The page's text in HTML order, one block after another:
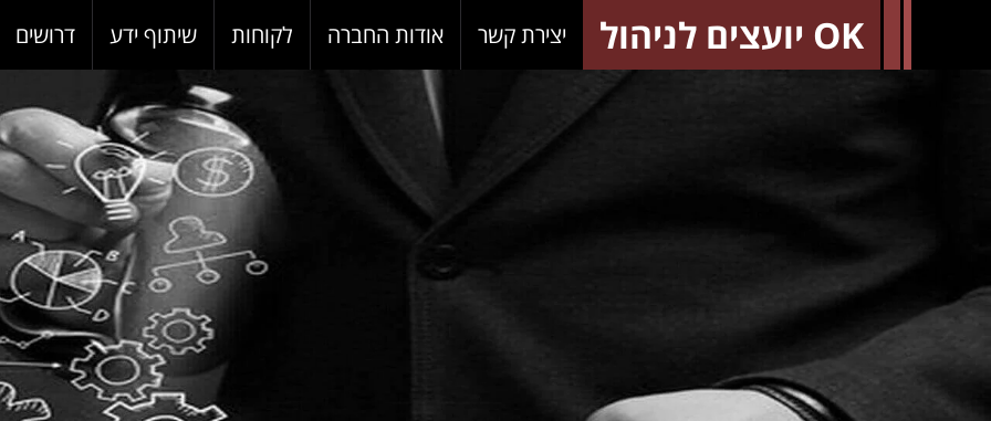
OK יועצים לניהול יצירת קשר אודות החברה לקוחות שיתוף ידע דרושים